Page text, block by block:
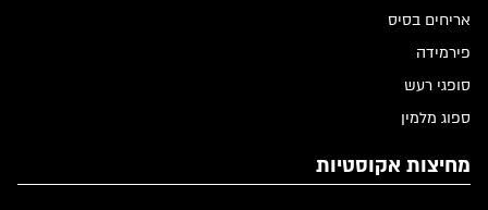
אריחים בסיס
פירמידה
סופגי רעש
ספוג מלמין
מחיצות אקוסטיות